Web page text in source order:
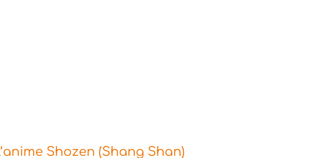
Shozen (Shang Shan)